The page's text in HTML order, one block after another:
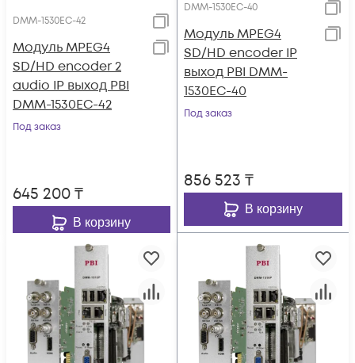
DMM-1530EC-42
Модуль MPEG4
SD/HD encoder 2
audio IP выход PBI
DMM-1530EC-42
Под заказ
645 200₸
В корзину
DMM-1530EC-40
Модуль MPEG4
SD/HD encoder IP
выход PBI DMM-
1530EC-40
Под заказ
856 523 ₸
В корзину